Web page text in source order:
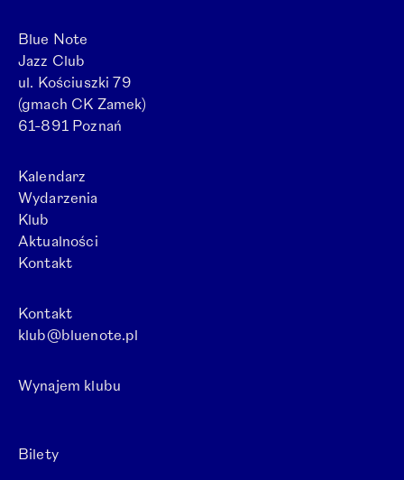
Blue Note
Jazz Club
ul. Kościuszki 79
(gmach CK Zamek)
61-891 Poznań
Kalendarz
Wydarzenia
Klub
Aktualności
Kontakt
Kontakt
klub@bluenote.pl
Wynajem klubu
BiletyOtwórz link w nowej karcie.